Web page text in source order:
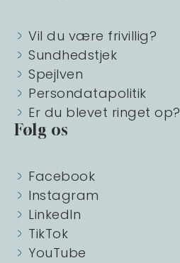
Vil du være frivillig?
Sundhedstjek
Spejlven
Persondatapolitik
Er du blevet ringet op?
Følg os
Facebook
Instagram
LinkedIn
TikTok
YouTube